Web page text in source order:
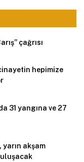
çağrısı
hepimize
31 yangına ve 27
yarın akşam